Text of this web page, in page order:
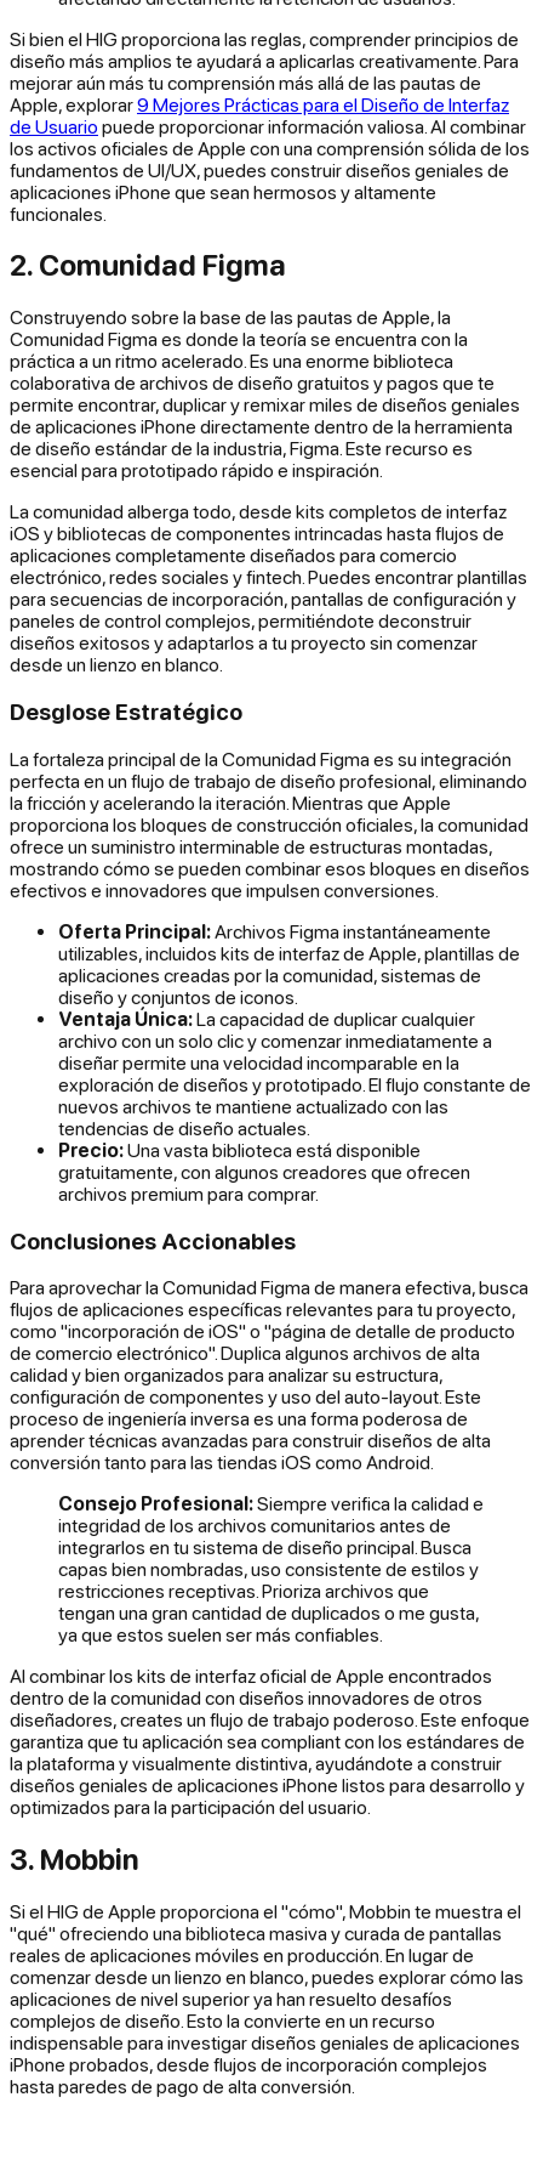
Si bien el HIG proporciona las reglas, comprender principios de
diseño más amplios te ayudará a aplicarlas creativamente. Para
mejorar aún más tu comprensión más allá de las pautas de
Apple, explorar9 Mejores Prácticas para el Diseño de Interfaz
de Usuario puede proporcionar información valiosa. Al combinar
los activos oficiales de Apple con una comprensión sólida de los
fundamentos de UI/UX, puedes construir diseños geniales de
aplicaciones iPhone que sean hermosos y altamente
funcionales.
2. Comunidad Figma
Construyendo sobre la base de las pautas de Apple, la
Comunidad Figma es donde la teoría se encuentra con la
práctica a un ritmo acelerado. Es una enorme biblioteca
colaborativa de archivos de diseño gratuitos y pagos que te
permite encontrar, duplicar y remixar miles de diseños geniales
de aplicaciones iPhone directamente dentro de la herramienta
de diseño estándar de la industria, Figma. Este recurso es
esencial para prototipado rápido e inspiración.
La comunidad alberga todo, desde kits completos de interfaz
iOS y bibliotecas de componentes intrincadas hasta flujos de
aplicaciones completamente diseñados para comercio
electrónico, redes sociales y fintech. Puedes encontrar plantillas
para secuencias de incorporación, pantallas de configuración y
paneles de control complejos, permitiéndote deconstruir
diseños exitosos y adaptarlos a tu proyecto sin comenzar
desde un lienzo en blanco.
Desglose Estratégico
La fortaleza principal de la Comunidad Figma es su integración
perfecta en un flujo de trabajo de diseño profesional, eliminando
la fricción y acelerando la iteración. Mientras que Apple
proporciona los bloques de construcción oficiales, la comunidad
ofrece un suministro interminable de estructuras montadas,
mostrando cómo se pueden combinar esos bloques en diseños
efectivos e innovadores que impulsen conversiones.
Oferta Principal:Archivos Figma instantáneamente
utilizables, incluidos kits de interfaz de Apple, plantillas de
aplicaciones creadas por la comunidad, sistemas de
diseño y conjuntos de iconos.
Ventaja Única:La capacidad de duplicar cualquier
archivo con un solo clic y comenzar inmediatamente a
diseñar permite una velocidad incomparable en la
exploración de diseños y prototipado. El flujo constante de
nuevos archivos te mantiene actualizado con las
tendencias de diseño actuales.
Precio:Una vasta biblioteca está disponible
gratuitamente, con algunos creadores que ofrecen
archivos premium para comprar.
Conclusiones Accionables
Para aprovechar la Comunidad Figma de manera efectiva, busca
flujos de aplicaciones específicas relevantes para tu proyecto,
como "incorporación de iOS" o "página de detalle de producto
de comercio electrónico". Duplica algunos archivos de alta
calidad y bien organizados para analizar su estructura,
configuración de componentes y uso del auto-layout. Este
proceso de ingeniería inversa es una forma poderosa de
aprender técnicas avanzadas para construir diseños de alta
conversión tanto para las tiendas iOS como Android.
Consejo Profesional:Siempre verifica la calidad e
integridad de los archivos comunitarios antes de
integrarlos en tu sistema de diseño principal. Busca
capas bien nombradas, uso consistente de estilos y
restricciones receptivas. Prioriza archivos que
tengan una gran cantidad de duplicados o me gusta,
ya que estos suelen ser más confiables.
Al combinar los kits de interfaz oficial de Apple encontrados
dentro de la comunidad con diseños innovadores de otros
diseñadores, creates un flujo de trabajo poderoso. Este enfoque
garantiza que tu aplicación sea compliant con los estándares de
la plataforma y visualmente distintiva, ayudándote a construir
diseños geniales de aplicaciones iPhone listos para desarrollo y
optimizados para la participación del usuario.
3. Mobbin
Si el HIG de Apple proporciona el "cómo", Mobbin te muestra el
"qué" ofreciendo una biblioteca masiva y curada de pantallas
reales de aplicaciones móviles en producción. En lugar de
comenzar desde un lienzo en blanco, puedes explorar cómo las
aplicaciones de nivel superior ya han resuelto desafíos
complejos de diseño. Esto la convierte en un recurso
indispensable para investigar diseños geniales de aplicaciones
iPhone probados, desde flujos de incorporación complejos
hasta paredes de pago de alta conversión.